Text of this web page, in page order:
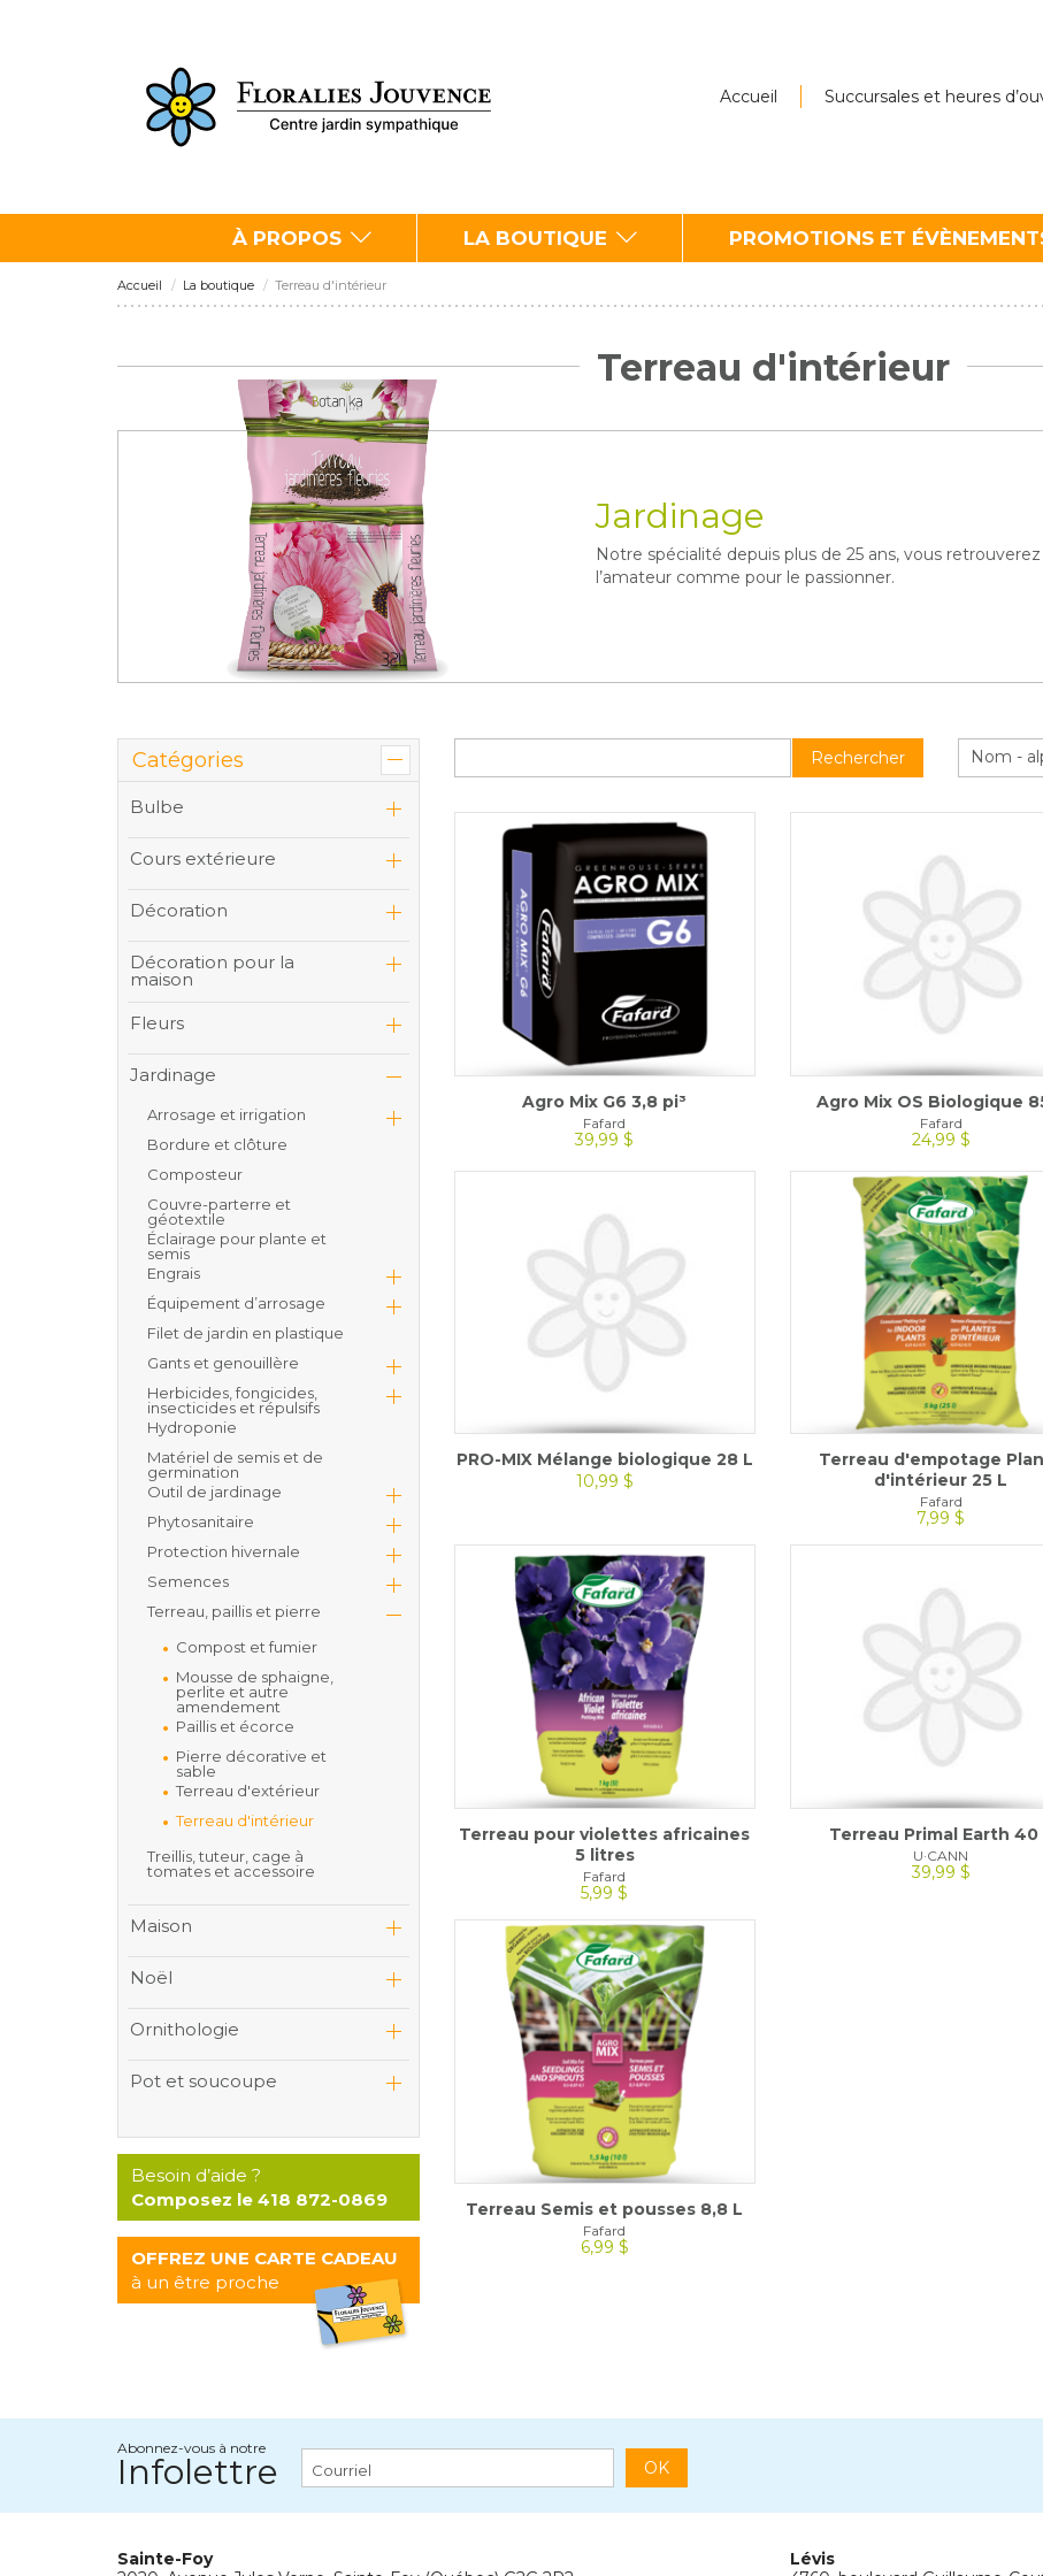
Accueil Succursales et heures
À PROPOS LA BOUTIQUE PROMOTIONS ET
Accueil La boutique Terreau d'intérieur
Terreau d'intérieur
Jardinage
Notre spécialité depuis plus de 25 ans, vous
l’amateur comme pour le passionner.
Catégories
Bulbe
Cours extérieure
Décoration
Décoration pour la
maison
Fleurs
Jardinage
Arrosage et irrigation
Bordure et clôture
Composteur
Couvre-parterre et
géotextile
Éclairage pour plante et
semis
Engrais
Équipement d’arrosage
Filet de jardin en plastique
Gants et genouillère
Herbicides, fongicides,
insecticides et répulsifs
Hydroponie
Matériel de semis et de
germination
Outil de jardinage
Phytosanitaire
Protection hivernale
Semences
Terreau, paillis et pierre
Compost et fumier
Mousse de sphaigne,
perlite et autre
amendement
Paillis et écorce
Pierre décorative et
sable
Terreau d'extérieur
Terreau d'intérieur
Treillis, tuteur, cage à
tomates et accessoire
Maison
Noël
Ornithologie
Pot et soucoupe
Besoin d’aide ?
Composez le 418 872-0869
OFFREZ UNE CARTE CADEAU
à un être proche
Rechercher Nom -
Agro Mix G6 3,8 pi³
Fafard
39,99 $
Agro Mix OS Biologique
Fafard
24,99 $
PRO-MIX Mélange biologique 28 L
10,99 $
Terreau d'empotage
d'intérieur 25 L
Fafard
7,99 $
Terreau pour violettes africaines
5 litres
Fafard
5,99 $
Terreau Primal Earth 40
U·CANN
39,99 $
Terreau Semis et pousses 8,8 L
Fafard
6,99 $
Abonnez-vous à notre
Infolettre OK
Sainte-Foy
Lévis